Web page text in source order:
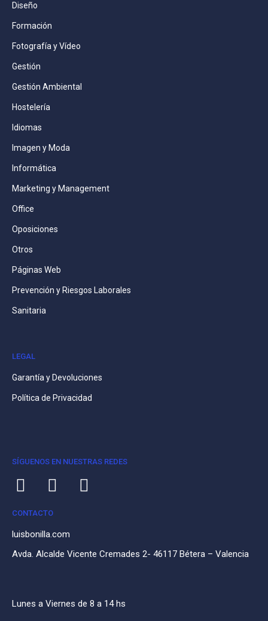
Diseño
Formación
Fotografía y Vídeo
Gestión
Gestión Ambiental
Hostelería
Idiomas
Imagen y Moda
Informática
Marketing y Management
Office
Oposiciones
Otros
Páginas Web
Prevención y Riesgos Laborales
Sanitaria
LEGAL
Garantía y Devoluciones
Política de Privacidad
SÍGUENOS EN NUESTRAS REDES
CONTACTO
luisbonilla.com
Avda. Alcalde Vicente Cremades 2- 46117 Bétera – Valencia
Lunes a Viernes de 8 a 14 hs